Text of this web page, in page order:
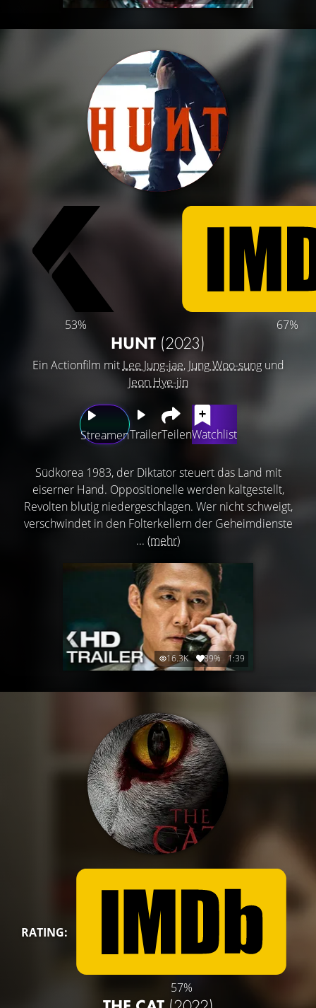
53% 67%
HUNT (2023)
Ein Actionfilm mit Lee Jung-jae, Jung Woo-sungund
Jeon Hye-jin
StreamenTrailerTeilenWatchlist
Südkorea 1983, der Diktator steuert das Land mit
eiserner Hand. Oppositionelle werden kaltgestellt,
Revolten blutig niedergeschlagen. Wer nicht schweigt,
verschwindet in den Folterkellern der Geheimdienste
... (mehr)
16.3K 89% 1:39
RATING:
57%